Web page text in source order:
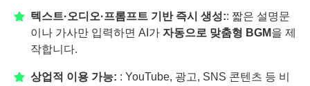
텍스트·오디오·프롬프트 기반 즉시 생성:: 짧은 설명문
이나 가사만 입력하면 AI가 자동으로 맞춤형 BGM을 제
작합니다.
상업적 이용 가능: : YouTube, 광고, SNS 콘텐츠 등 비